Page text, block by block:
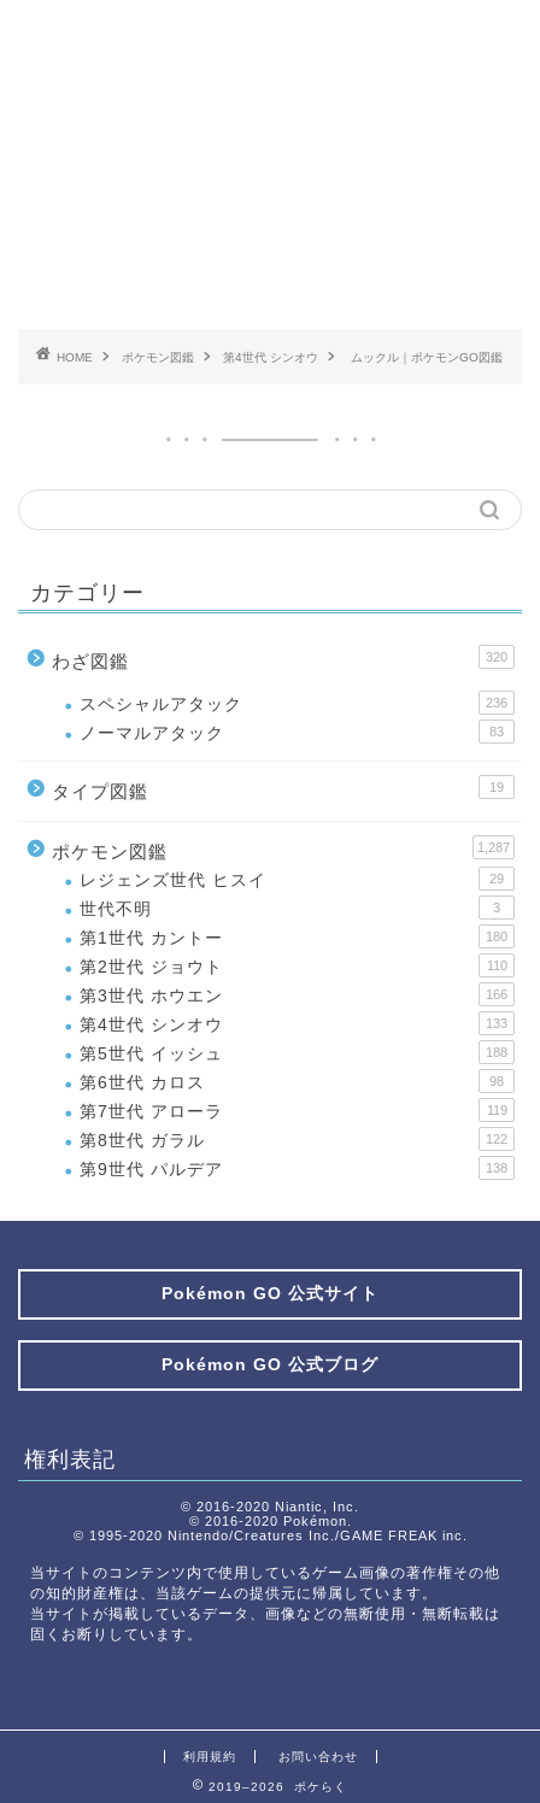
HOME ポケモン図鑑 第4世代 シンオウ ムックル｜ポケモンGO図鑑
カテゴリー
わざ図鑑 320
スペシャルアタック 236
ノーマルアタック 83
タイプ図鑑 19
ポケモン図鑑 1,287
レジェンズ世代 ヒスイ 29
世代不明 3
第1世代 カントー 180
第2世代 ジョウト 110
第3世代 ホウエン 166
第4世代 シンオウ 133
第5世代 イッシュ 188
第6世代 カロス 98
第7世代 アローラ 119
第8世代 ガラル 122
第9世代 パルデア 138
Pokémon GO 公式サイト
Pokémon GO 公式ブログ
権利表記
© 2016-2020 Niantic, Inc.
© 2016-2020 Pokémon.
© 1995-2020 Nintendo/Creatures Inc./GAME FREAK inc.
当サイトのコンテンツ内で使用しているゲーム画像の著作権その他
の知的財産権は、当該ゲームの提供元に帰属しています。
当サイトが掲載しているデータ、画像などの無断使用・無断転載は
固くお断りしています。
利用規約 お問い合わせ
2019–2026 ポケらく